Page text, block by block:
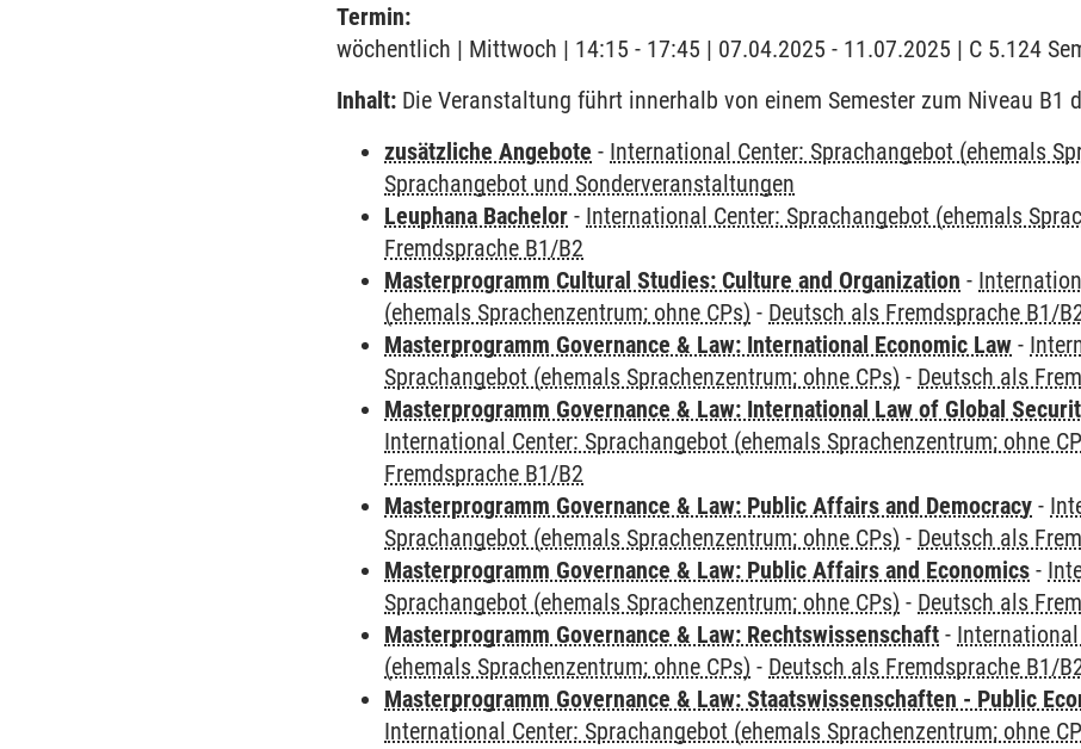
Termin:
wöchentlich | Mittwoch | 14:15 - 17:45 | 07.04.2025 - 11.07.2025 | C 5.124
Inhalt: Die Veranstaltung führt innerhalb von einem Semester zum Niveau B1
zusätzliche Angebote - International Center: Sprachangebot (ehemals
Sprachangebot und Sonderveranstaltungen
Leuphana Bachelor - International Center: Sprachangebot (ehemals
Fremdsprache B1/B2
Masterprogramm Cultural Studies: Culture and Organization -
(ehemals Sprachenzentrum; ohne CPs) - Deutsch als Fremdsprache B1/
Masterprogramm Governance & Law: International Economic Law -
Sprachangebot (ehemals Sprachenzentrum; ohne CPs) - Deutsch als
Masterprogramm Governance & Law: International Law of Global
International Center: Sprachangebot (ehemals Sprachenzentrum; ohne
Fremdsprache B1/B2
Masterprogramm Governance & Law: Public Affairs and Democracy -
Sprachangebot (ehemals Sprachenzentrum; ohne CPs) - Deutsch als
Masterprogramm Governance & Law: Public Affairs and Economics -
Sprachangebot (ehemals Sprachenzentrum; ohne CPs) - Deutsch als
Masterprogramm Governance & Law: Rechtswissenschaft -
(ehemals Sprachenzentrum; ohne CPs) - Deutsch als Fremdsprache B1/
Masterprogramm Governance & Law: Staatswissenschaften - Public
International Center: Sprachangebot (ehemals Sprachenzentrum; ohne